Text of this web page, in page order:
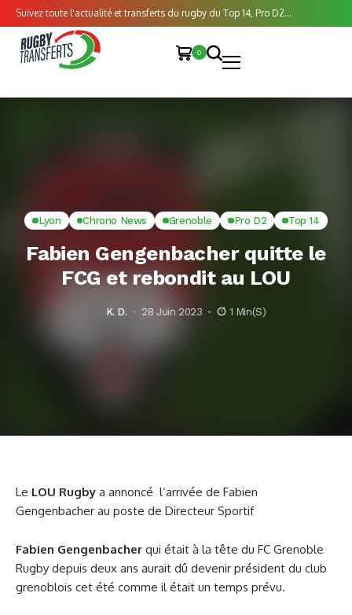
Suivez toute l'actualité et transferts du rugby du Top 14, Pro D2...
0
Lyon Chrono News Grenoble Pro D2 Top 14
Fabien Gengenbacher quitte le
FCG et rebondit au LOU
K. D. 28 Juin 2023 1 Min(s)
Le LOU Rugby a annoncé l’arrivée de Fabien
Gengenbacher au poste de Directeur Sportif
Fabien Gengenbacher qui était à la tête du FC Grenoble
Rugby depuis deux ans aurait dû devenir président du club
grenoblois cet été comme il était un temps prévu.